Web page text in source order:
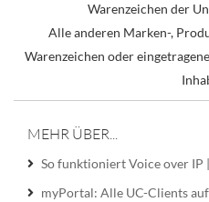
Warenzeichen der
Alle anderen Marken-,
Warenzeichen oder
MEHR ÜBER...
So funktioniert Voice over IP
myPortal: Alle UC-Clients